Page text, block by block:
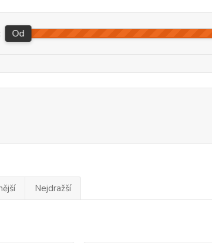
Od
Nejdražší